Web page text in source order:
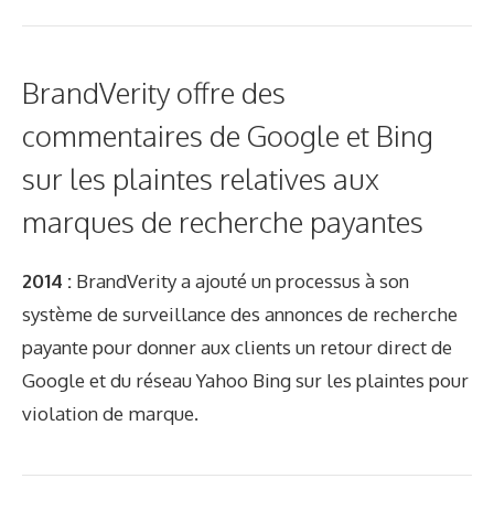
BrandVerity offre des
commentaires de Google et Bing
sur les plaintes relatives aux
marques de recherche payantes
2014 : BrandVerity a ajouté un processus à son
système de surveillance des annonces de recherche
payante pour donner aux clients un retour direct de
Google et du réseau Yahoo Bing sur les plaintes pour
violation de marque.